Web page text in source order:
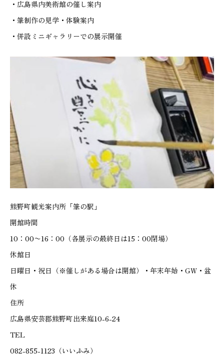
・広島県内美術館の催し案内
・筆制作の見学・体験案内
・併設ミニギャラリーでの展示開催
熊野町観光案内所「筆の駅」
開館時間
10：00〜16：00（各展示の最終日は15：00閉場）
休館日
日曜日・祝日（※催しがある場合は開館）・年末年始・GW・盆
休
住所
広島県安芸郡熊野町出来庭10-6-24
TEL
082-855-1123（いいふみ）